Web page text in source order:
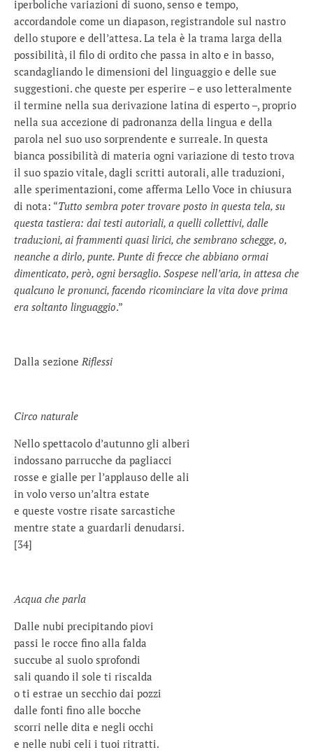
iperboliche variazioni di suono, senso e tempo,
accordandole come un diapason, registrandole sul nastro
dello stupore e dell’attesa. La tela è la trama larga della
possibilità, il filo di ordito che passa in alto e in basso,
scandagliando le dimensioni del linguaggio e delle sue
suggestioni. che queste per esperire – e uso letteralmente
il termine nella sua derivazione latina di esperto –, proprio
nella sua accezione di padronanza della lingua e della
parola nel suo uso sorprendente e surreale. In questa
bianca possibilità di materia ogni variazione di testo trova
il suo spazio vitale, dagli scritti autorali, alle traduzioni,
alle sperimentazioni, come afferma Lello Voce in chiusura
di nota: “Tutto sembra poter trovare posto in questa tela, su
questa tastiera: dai testi autoriali, a quelli collettivi, dalle
traduzioni, ai frammenti quasi lirici, che sembrano schegge, o,
neanche a dirlo, punte. Punte di frecce che abbiano ormai
dimenticato, però, ogni bersaglio. Sospese nell’aria, in attesa che
qualcuno le pronunci, facendo ricominciare la vita dove prima
era soltanto linguaggio.”
Dalla sezione Riflessi
Circo naturale
Nello spettacolo d’autunno gli alberi
indossano parrucche da pagliacci
rosse e gialle per l’applauso delle ali
in volo verso un’altra estate
e queste vostre risate sarcastiche
mentre state a guardarli denudarsi.
[34]
Acqua che parla
Dalle nubi precipitando piovi
passi le rocce fino alla falda
succube al suolo sprofondi
sali quando il sole ti riscalda
o ti estrae un secchio dai pozzi
dalle fonti fino alle bocche
scorri nelle dita e negli occhi
e nelle nubi celi i tuoi ritratti.